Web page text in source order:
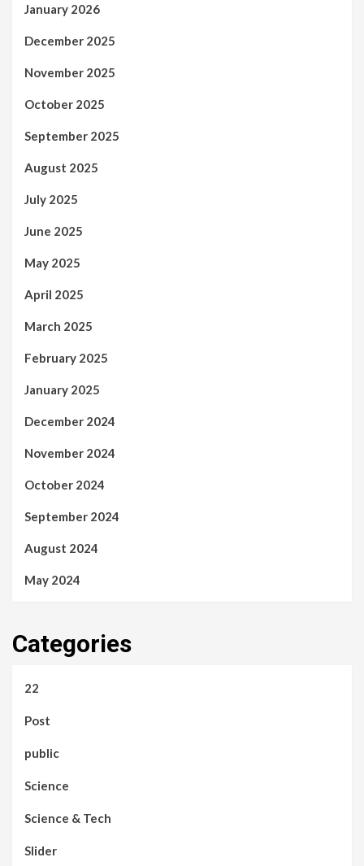
January 2026
December 2025
November 2025
October 2025
September 2025
August 2025
July 2025
June 2025
May 2025
April 2025
March 2025
February 2025
January 2025
December 2024
November 2024
October 2024
September 2024
August 2024
May 2024
Categories
22
Post
public
Science
Science & Tech
Slider